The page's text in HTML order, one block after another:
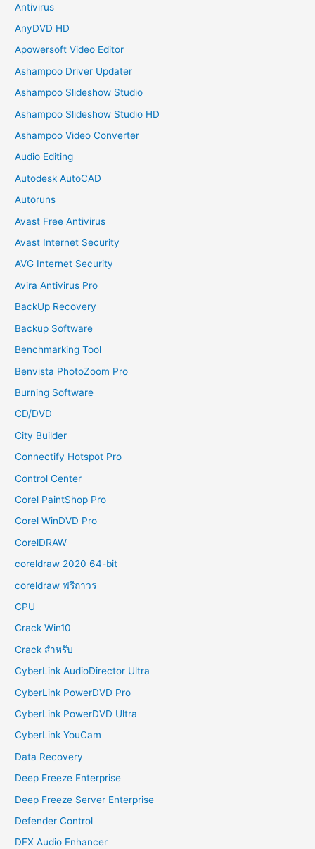
Antivirus
AnyDVD HD
Apowersoft Video Editor
Ashampoo Driver Updater
Ashampoo Slideshow Studio
Ashampoo Slideshow Studio HD
Ashampoo Video Converter
Audio Editing
Autodesk AutoCAD
Autoruns
Avast Free Antivirus
Avast Internet Security
AVG Internet Security
Avira Antivirus Pro
BackUp Recovery
Backup Software
Benchmarking Tool
Benvista PhotoZoom Pro
Burning Software
CD/DVD
City Builder
Connectify Hotspot Pro
Control Center
Corel PaintShop Pro
Corel WinDVD Pro
CorelDRAW
coreldraw 2020 64-bit
coreldraw ฟรีถาวร
CPU
Crack Win10
Crack สำหรับ
CyberLink AudioDirector Ultra
CyberLink PowerDVD Pro
CyberLink PowerDVD Ultra
CyberLink YouCam
Data Recovery
Deep Freeze Enterprise
Deep Freeze Server Enterprise
Defender Control
DFX Audio Enhancer